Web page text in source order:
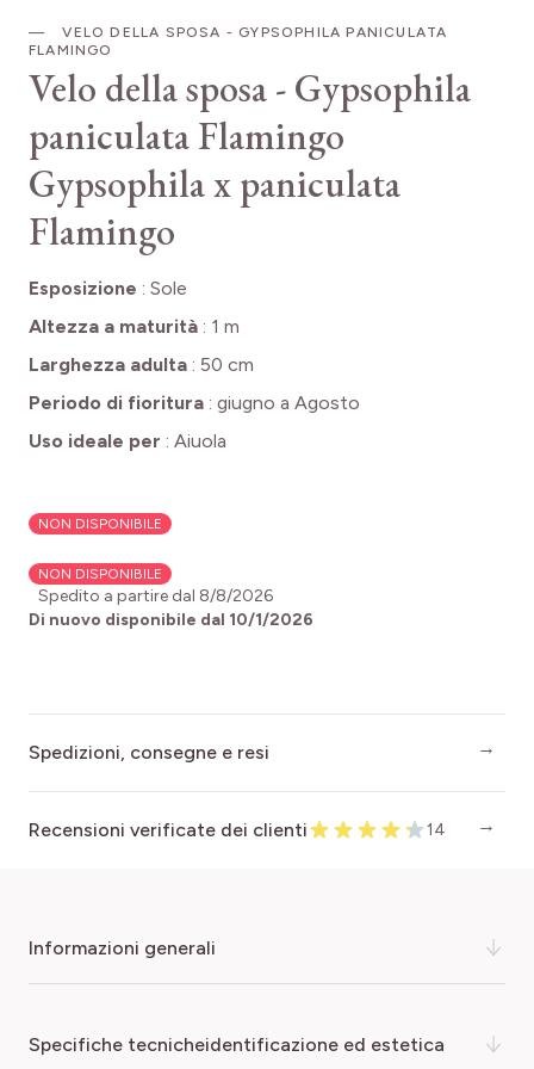
VELO DELLA SPOSA - GYPSOPHILA PANICULATA
FLAMINGO
Velo della sposa - Gypsophila
paniculata Flamingo
Gypsophila x paniculata
Flamingo
Esposizione : Sole
Altezza a maturità : 1 m
Larghezza adulta : 50 cm
Periodo di fioritura : giugno a Agosto
Uso ideale per : Aiuola
NON DISPONIBILE
NON DISPONIBILE
Spedito a partire dal 8/8/2026
Di nuovo disponibile dal 10/1/2026
Spedizioni, consegne e resi
Recensioni verificate dei clienti 14
informazioni generali
Conosciutissima dai fioristi, la varietà Flamingo della
specifiche tecnicheidentificazione ed estetica